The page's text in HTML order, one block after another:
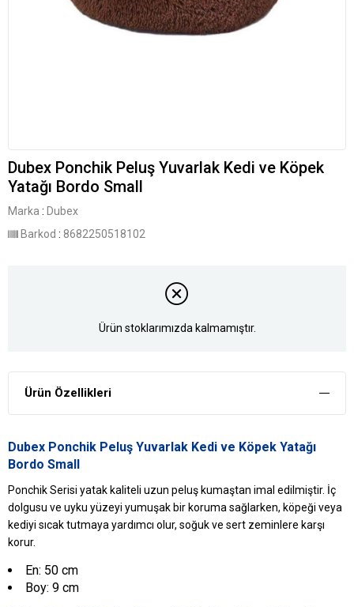
Dubex Ponchik Peluş Yuvarlak Kedi ve Köpek
Yatağı Bordo Small
Marka : Dubex
Barkod : 8682250518102
Ürün stoklarımızda kalmamıştır.
Ürün Özellikleri
Dubex Ponchik Peluş Yuvarlak Kedi ve Köpek Yatağı
Bordo Small
Ponchik Serisi yatak kaliteli uzun peluş kumaştan imal edilmiştir. İç
dolgusu ve uyku yüzeyi yumuşak bir koruma sağlarken, köpeği veya
kediyi sıcak tutmaya yardımcı olur, soğuk ve sert zeminlere karşı
korur.
En: 50 cm
Boy: 9 cm